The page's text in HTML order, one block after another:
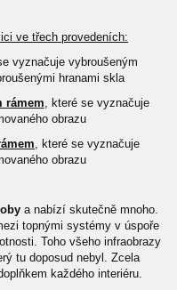
ve třech provedeních:
vyznačuje vybroušeným
hranami skla
rámem , které se vyznačuje
obrazu
, které se vyznačuje
obrazu
a nabízí skutečně mnoho.
topnými systémy v úspoře
Toho všeho infraobrazy
tu doposud nebyl. Zcela
každého interiéru.